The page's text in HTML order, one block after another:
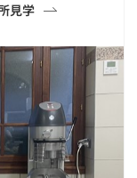
見学